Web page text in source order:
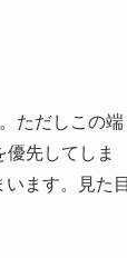
ただしこの端
先してしま
います。見た